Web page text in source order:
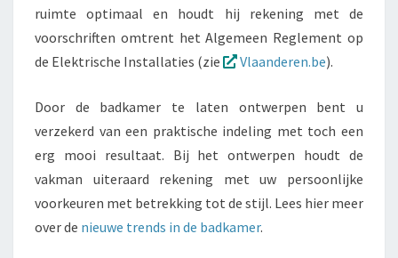
ruimte optimaal en houdt hij rekening met de
voorschriften omtrent het Algemeen Reglement op
de Elektrische Installaties (zie
Vlaanderen.be).
Door de badkamer te laten ontwerpen bent u
verzekerd van een praktische indeling met toch een
erg mooi resultaat. Bij het ontwerpen houdt de
vakman uiteraard rekening met uw persoonlijke
voorkeuren met betrekking tot de stijl. Lees hier meer
over de nieuwe trends in de badkamer.